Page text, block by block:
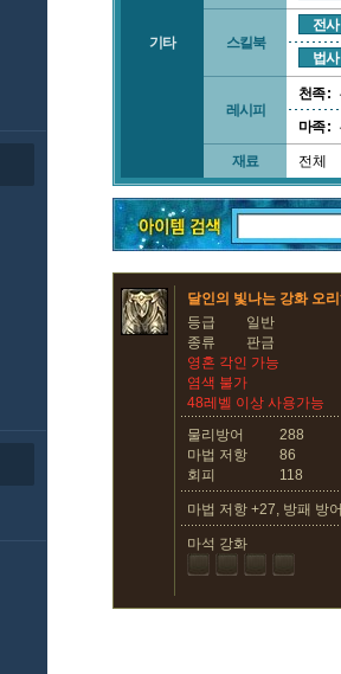
기타 스킬북
전사
법사
레시피
천족 :
마족 :
재료 전체
달인의 빛나는 강화 오
등급
일반
종류
판금
영혼 각인 가능
염색 불가
48레벨 이상 사용가능
물리방어
288
마법 저항
86
회피
118
마법 저항 +27, 방패 방
마석 강화